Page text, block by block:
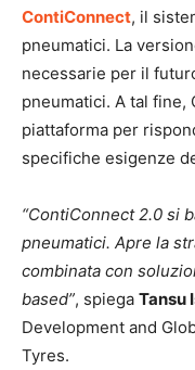
ContiConnect, il
pneumatici. La
necessarie per il
pneumatici. A tal
piattaforma per
specifiche esigenze
“ContiConnect 2.0 si
pneumatici. Apre la
combinata con
based”, spiega Tansu
Development and
Tyres.